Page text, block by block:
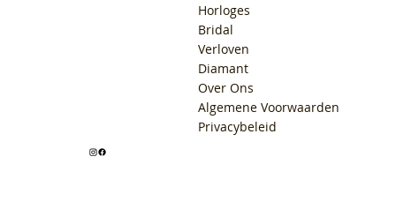
Horloges
Bridal
Verloven
Diamant
Over Ons
Algemene Voorwaarden
Privacybeleid